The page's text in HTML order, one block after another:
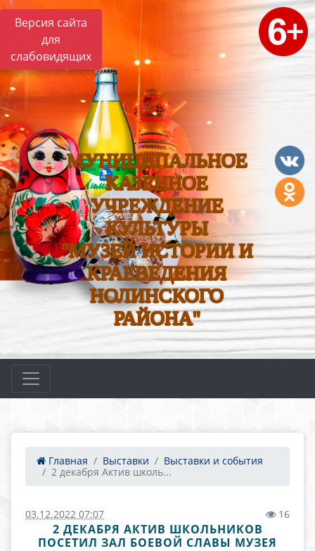
Версия сайта
для
слабовидящих
МУНИЦИПАЛЬНОЕ
КАЗЕННОЕ
УЧРЕЖДЕНИЕ
КУЛЬТУРЫ
"МУЗЕЙ ИСТОРИИ И
КРАЕВЕДЕНИЯ
НОЛИНСКОГО
РАЙОНА"
Главная Выставки
Выставки и события
2 декабря Актив школь...
03.12.2022 07:07 16
2 ДЕКАБРЯ АКТИВ ШКОЛЬНИКОВ
ПОСЕТИЛ ЗАЛ БОЕВОЙ СЛАВЫ МУЗЕЯ